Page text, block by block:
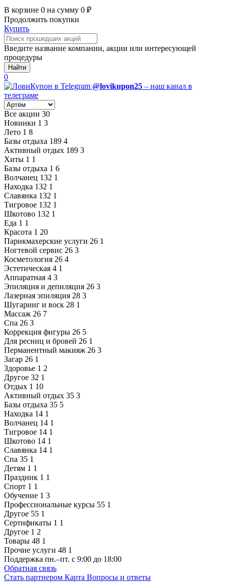
В корзине 0 на сумму 0 ₽
Продолжить покупки
Купить
Введите название компании, акции или интересующей
процедуры
Найти
0
@lovikupon25 – наш канал в
телеграме
Все акции 30
Новинки 1 3
Лето 1 8
Базы отдыха 189 4
Активный отдых 189 3
Хиты 1 1
Базы отдыха 1 6
Волчанец 132 1
Находка 132 1
Славянка 132 1
Тигровое 132 1
Шкотово 132 1
Еда 1 1
Красота 1 20
Парикмахерские услуги 26 1
Ногтевой сервис 26 3
Косметология 26 4
Эстетическая 4 1
Аппаратная 4 3
Эпиляция и депиляция 26 3
Лазерная эпиляция 28 3
Шугаринг и воск 28 1
Массаж 26 7
Спа 26 3
Коррекция фигуры 26 5
Для ресниц и бровей 26 1
Перманентный макияж 26 3
Загар 26 1
Здоровье 1 2
Другое 32 1
Отдых 1 10
Активный отдых 35 3
Базы отдыха 35 5
Находка 14 1
Волчанец 14 1
Тигровое 14 1
Шкотово 14 1
Славянка 14 1
Спа 35 1
Детям 1 1
Праздник 1 1
Спорт 1 1
Обучение 1 3
Профессиональные курсы 55 1
Другое 55 1
Сертификаты 1 1
Другое 1 2
Товары 48 1
Прочие услуги 48 1
Поддержка пн.–пт. с 9:00 до 18:00
Обратная связь
Стать партнером Карта Вопросы и ответы